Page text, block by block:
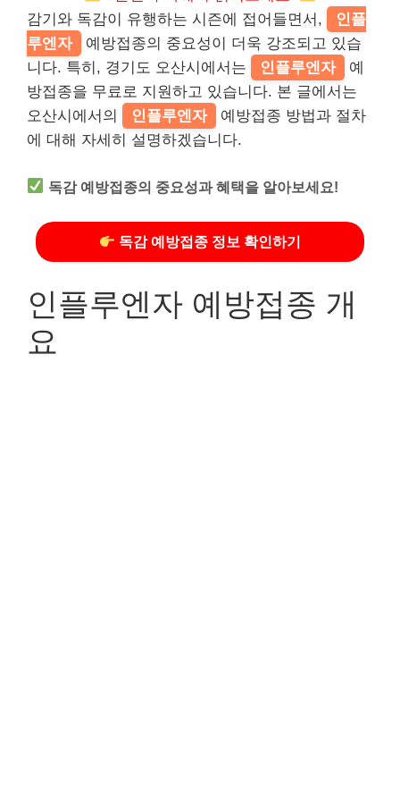
감기와 독감이 유행하는 시즌에 접어들면서,
인플
루엔자
예방접종의 중요성이 더욱 강조되고 있습
니다. 특히, 경기도 오산시에서는
인플루엔자
예
방접종을 무료로 지원하고 있습니다. 본 글에서는
오산시에서의
인플루엔자
예방접종 방법과 절차
에 대해 자세히 설명하겠습니다.
독감 예방접종의 중요성과 혜택을 알아보세요!
독감 예방접종 정보 확인하기
인플루엔자 예방접종 개
요